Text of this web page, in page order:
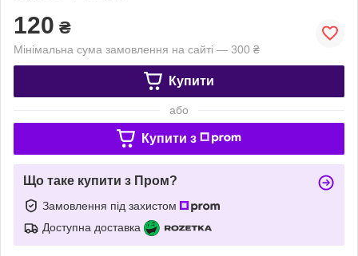
120 ₴
Мінімальна сума замовлення на сайті — 300 ₴
Купити
або
Купити з
Що таке купити з Пром?
Замовлення під захистом
Доступна доставка